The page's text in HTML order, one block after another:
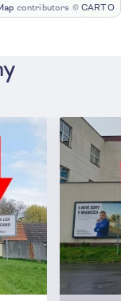
contributors © CARTO